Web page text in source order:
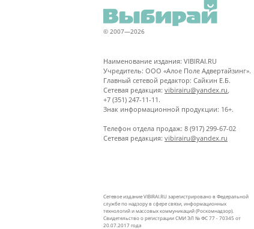
© 2007—2026
Наименование издания: VIBIRAI.RU
Учредитель: ООО «Алое Поле Адвертайзинг».
Главный сетевой редактор: Сайкин Е.Б.
Сетевая редакция: vibirairu@yandex.ru
+7 (351) 247-11-11.
Знак информационной продукции: 16+.
Телефон отдела продаж: 8 (917) 299-67-02
Сетевая редакция: vibirairu@yandex.ru
Сетевое издание VIBIRAI.RU зарегистрировано в Федеральной
службе по надзору в сфере связи, информационных
технологий и массовых коммуникаций (Роскомнадзор).
Свидетельство о регистрации СМИ ЭЛ № ФС 77 - 70345 от
20.07.2017 года